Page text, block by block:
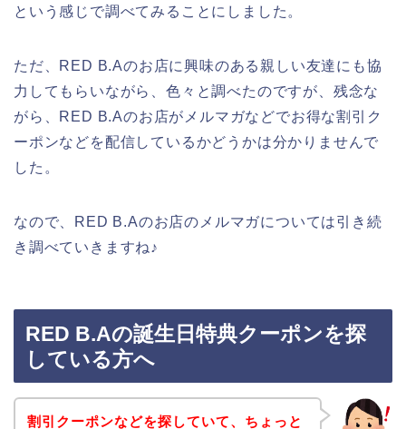
という感じで調べてみることにしました。
ただ、RED B.Aのお店に興味のある親しい友達にも協
力してもらいながら、色々と調べたのですが、残念な
がら、RED B.Aのお店がメルマガなどでお得な割引ク
ーポンなどを配信しているかどうかは分かりませんで
した。
なので、RED B.Aのお店のメルマガについては引き続
き調べていきますね♪
RED B.Aの誕生日特典クーポンを探
している方へ
割引クーポンなどを探していて、ちょっと